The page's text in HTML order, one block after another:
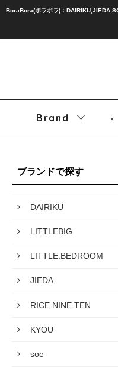
BoraBora(ボラボラ)：
Brand
ブランドで探す
DAIRIKU
LITTLEBIG
LITTLE.BEDROOM
JIEDA
RICE NINE TEN
KYOU
soe